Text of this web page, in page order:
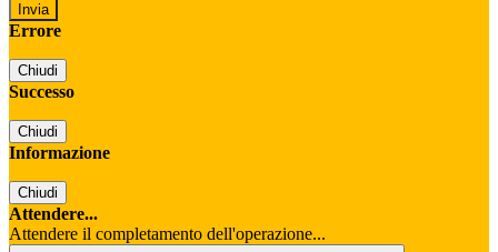
Errore
Chiudi
Successo
Chiudi
Informazione
Chiudi
Attendere...
Attendere il completamento dell'operazione...